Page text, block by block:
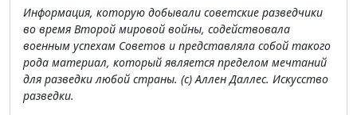
Информация, которую добывали советские разведчики
во время Второй мировой войны, содействовала
военным успехам Советов и представляла собой такого
рода материал, который является пределом мечтаний
для разведки любой страны. (с) Аллен Даллес. Искусство
разведки.